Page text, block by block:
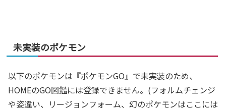
未実装のポケモン
以下のポケモンは『ポケモンGO』で未実装のため、
HOMEのGO図鑑には登録できません。(フォルムチェンジ
や姿違い、リージョンフォーム、幻のポケモンはここには